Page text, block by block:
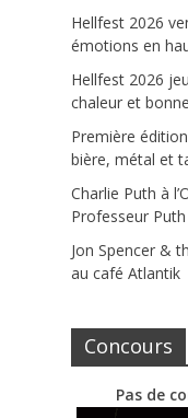
Hellfest 2026
émotions en
Hellfest 2026
chaleur et
Première
bière, métal et
Charlie Puth à
Professeur Puth
Jon Spencer &
au café Atlantik
Concours
Pas de